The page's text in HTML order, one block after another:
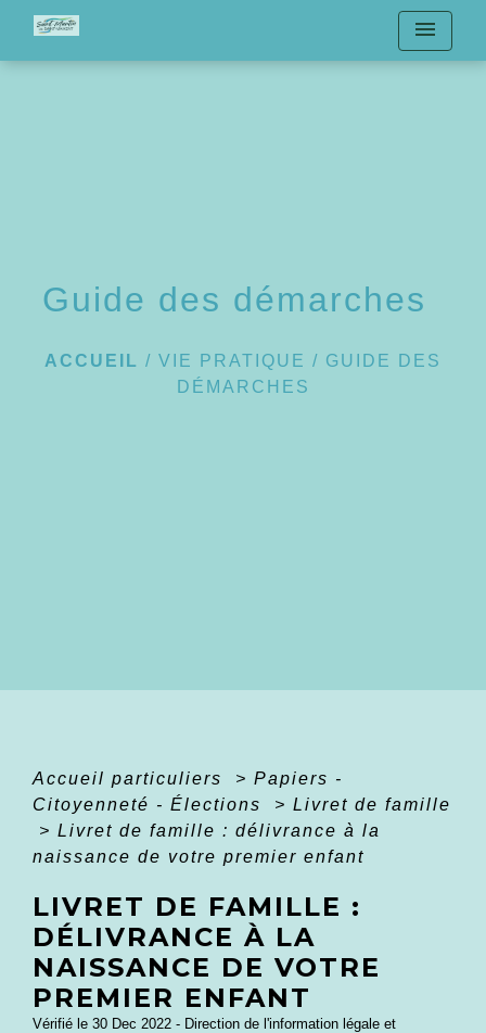
menu
Guide des démarches
ACCUEIL / VIE PRATIQUE / GUIDE DES
DÉMARCHES
Accueil particuliers > Papiers -
Citoyenneté - Élections
> Livret de famille
> Livret de famille : délivrance à la
naissance de votre premier enfant
LIVRET DE FAMILLE :
DÉLIVRANCE À LA
NAISSANCE DE VOTRE
PREMIER ENFANT
Vérifié le 30 Dec 2022 - Direction de l'information légale et